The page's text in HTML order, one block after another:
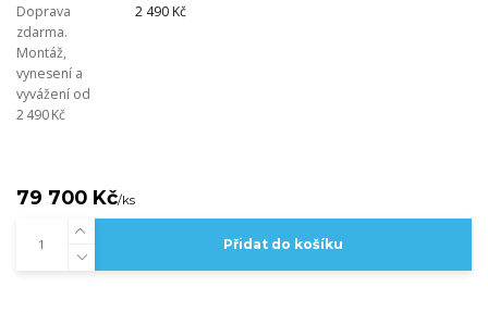
Doprava
zdarma.
Montáž,
vynesení a
vyvážení od
2 490 Kč
2 490 Kč
79 700 Kč/ks
Přidat do košíku